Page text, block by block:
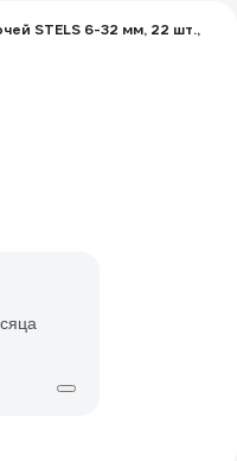
STELS 6-32 мм, 22 шт.,